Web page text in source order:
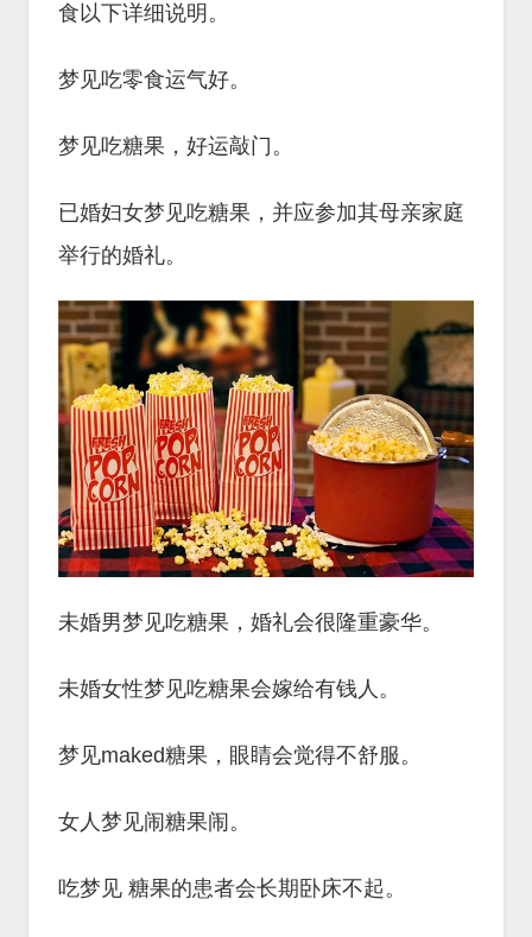
食以下详细说明。
梦见吃零食运气好。
梦见吃糖果，好运敲门。
已婚妇女梦见吃糖果，并应参加其母亲家庭
举行的婚礼。
未婚男梦见吃糖果，婚礼会很隆重豪华。
未婚女性梦见吃糖果会嫁给有钱人。
梦见maked糖果，眼睛会觉得不舒服。
女人梦见闹糖果闹。
吃梦见 糖果的患者会长期卧床不起。